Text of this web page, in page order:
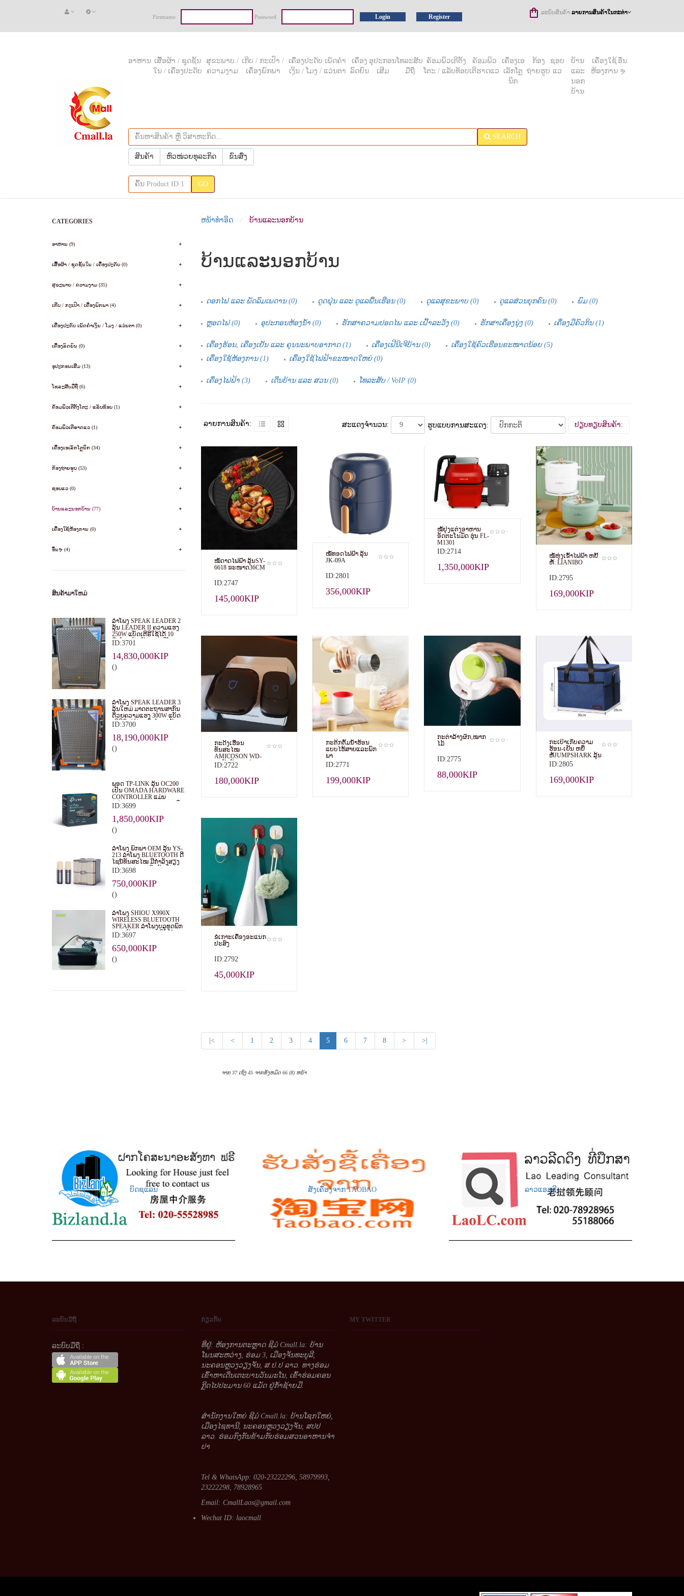
ລະບົບສິນຄ້າ ລາຍການສິນຄ້າໃນກະຕ່າ
Firstname Password Login Register
ອາຫານ ເສື້ອຜ້າ / ຊຸດຊັ້ນ
ໃນ / ເຄື່ອງປະດັບ
ສຸຂະພາບ /
ຄວາມງາມ
ເກີບ / ກະເປົາ /
ເຄື່ອງພົກພາ
ເຄື່ອງປະດັບ ເພັດຄໍາ
ເງິນ / ໂມງ / ແວ່ນຕາ
ເຄື່ອງ
ລົດຍົນ
ອຸປະກອນ
ເສີມ
ໂທລະສັບ
ມືຖື
ຄັອມພິວເຕີຕັ້ງ
ໂຕະ / ແລັບທັອບ
ຄັອມພິວ
ເຕີຮາດແວ
ເຄື່ອງເອ
ເລັກໂຕຼ
ນິກ
ກ້ອງ
ຖ່າຍຮູບ
ຊອບ
ແວ
ບ້ານ
ແລະ
ນອກ
ບ້ານ
ເຄື່ອງໃຊ້
ຫ້ອງການ
ອື່ນ
ຯ
SEARCH
ສິນຄ້າ ຫົວໜ່ວຍທຸລະກິດ ຂົນສົ່ງ
GO
CATEGORIES
ອາຫານ (9)
ເສື້ອຜ້າ / ຊຸດຊັ້ນໃນ / ເຄື່ອງປະດັບ (0)
ສຸຂະພາບ / ຄວາມງາມ (35)
ເກີບ / ກະເປົາ / ເຄື່ອງພົກພາ (4)
ເຄື່ອງປະດັບ ເພັດຄໍາເງິນ / ໂມງ / ແວ່ນຕາ (0)
ເຄື່ອງລົດຍົນ (0)
ອຸປະກອນເສີມ (13)
ໂທລະສັບມືຖື (6)
ຄັອມພິວເຕີຕັ້ງໂຕະ / ແລັບທັອບ (1)
ຄັອມພິວເຕີຮາດແວ (1)
ເຄື່ອງເອເລັກໂຕຼນິກ (34)
ກ້ອງຖ່າຍຮູບ (53)
ຊອບແວ (0)
ບ້ານແລະນອກບ້ານ (77)
ເຄື່ອງໃຊ້ຫ້ອງການ (0)
ອື່ນຯ (4)
ສິນຄ້າມາໃຫມ່
ລໍາໂພງ SPEAK LEADER 2
ລຸ້ນ LEADER II ຄວາມແຮງ
250W ແບັດເຕີຣີໃຊ້ໄດ້ 10
ຊົ່ວໂມງ ນໍ້າໜັກ 21.8 ກິໂລ
ID:3701
14,830,000KIP
()
ລໍາໂພງ SPEAK LEADER 3
ລຸ້ນໃຫມ່ ມາດຕະຖານສາກົນ
ດ້ວຍຄວາມແຮງ 300W ແບັດ
ເຕີຣີທົນໄດ້ 10 ຊົ່ວໂມງຕໍ່ຄັ້ງ
ສາກ ຮັບປະກັນ 2 ປີ
ID:3700
18,190,000KIP
()
ພອດ TP-LINK ລຸ້ນ OC200
ເປັນ OMADA HARDWARE
CONTROLLER ແມ່ນ
ອຸປະກອນຄວບຄຸມຮາດແວທີ່
ອອກແບບມາເພື່ອຈັດການ
ແລະ ຄວບຄຸມລະບົບ WI-FI
ຂອງ OMADA EAPS ໃນ
ຮູບແບບສູນກາງ. ເໝາະສຳລັບ
ID:3699
1,850,000KIP
()
ລຳໂພງ ພົກພາ OEM ລຸ້ນ YS-
213 ລຳໂພງ BLUETOOTH ດີ
ໄຊນ໌ທັນສະໄໝ ມີກຳລັງສຽງ
ແຮງ 20W ສຽງຄົມຊັດ ພ້ອມ
ຟັງຊັນ KARAOKE ແລະ
ຮອງຮັບໄມໂຄຣໂຟນ 2 ອັນ
ID:3698
750,000KIP
()
ລຳໂພງ SHIOU X990X
WIRELESS BLUETOOTH
SPEAKER ລຳໂພງບລູທູດພົກ
ພາກຳລັງສຽງ 20W ດີໄຊນ໌
ທັນສະໄໝ ມີກຳລັງສຽງແຮງ
ດັງຄົມຊັດ ມີໄຟ RGB LIGHT
ເພີ່ມບັນຍາກາດໃນທຸກງານ
ID:3697
650,000KIP
()
ຫນ້າທຳອິດ ບ້ານແລະນອກບ້ານ
ບ້ານແລະນອກບ້ານ
ດອກໄຟ ແລະ ພັດລົມເພດານ (0) ດູດຝຸ່ນ ແລະ ດູແລພື້ນເຮືອນ (0) ດູແລສຸຂະພາບ (0) ດູແລສ່ວນບຸກຄົນ (0) ພົມ (0)
ຫຼອດໄຟ (0) ອຸປະກອນຫ້ອງນໍ້າ (0) ຮັກສາຄວາມປອດໄພ ແລະ ເຝົ້າລະວັງ (0) ຮັກສາເຄື່ອງນຸ່ງ (0) ເຄື່ອງມືຄົວກິນ (1)
ເຄື່ອງຮ້ອນ, ເຄື່ອງເຢັນ ແລະ ຄຸນນະພາບອາກາດ (1) ເຄື່ອງເຟີນີເຈີບ້ານ (0)
ເຄື່ອງໃຊ້ຄົວເຮືອນຂະໜາດນ້ອຍ (5)
ເຄື່ອງໃຊ້ຫ້ອງການ (1)
ເຄື່ອງໃຊ້ໄຟຟ້າຂະໜາດໃຫຍ່ (0)
ເຄື່ອງໄຟຟ້າ (3) ເດີ່ນບ້ານ ແລະ ສວນ (0) ໂທລະສັບ / VoIP (0)
ລາຍການສິນຄ້າ: ປຽບທຽບສິນຄ້າ:
ຮູບແບບການສະແດງ:
ສະແດງຈຳນວນ:
ໝໍ້ດາດໄຟຟ້າ​ ລຸ້ນ​SY-
6618 ຂະໜາດ36CM
ID:2747
145,000KIP
ໝໍ້ທອດໄຟຟ້າ ລຸ້ນ
JK-09A
ID:2801
356,000KIP
ໝໍ້ປຸງແຕ່ງອາຫານ
ອັດຕະໂນມັດ ຮຸ່ນ​ FL-
M1301
ID:2714
1,350,000KIP
ໝໍ້ຫຸ່ງເຂົ້າໄຟຟ້າ ຫຍີ້
ຫໍ້: LIANIBO
ID:2795
169,000KIP
ກະດິງເຮືອນ
ທັນສະໄໝ
AMICOSON WD-
11 ຮັບສັນຍານໄກ
ດ້ວຍລະບົບໄຮ້ສາຍ
ກັນນໍ້າໄດ້ ຕິດຕັ້ງງ່າຍ.
ສິນຄ້າຂາຍດີໃນເວັບ
ID:2722
180,000KIP
ກະຕິກຕົ້ມນ້ຳຮ້ອນ
ແບບໄຮ້ສາຍແລະພົກ
ພາ
ID:2771
199,000KIP
ກະຕ່າລ້າງຜັກ,​ໝາກ
ໄມ້
ID:2775
88,000KIP
ກະເປົ໋າເກັບຄວາມ
ຮ້ອນ-ເຢັນ​ ຫຍີ່
ຫໍ້JUMPSHARK ລຸ້ນ​
JS-HW-506
ID:2805
169,000KIP
ຂໍເກາະເຄື່ອງອະແນກ
ປະສົງ
ID:2792
45,000KIP
|< < 1 2 3 4 5 6 7 8 > >|
ຈາກ 37 ເຖິງ 45 ຈາກທັງຫມົດ 66 (8) ຫນ້າ
ບິດຊແລນ ສັ່ງເຄື່ອງຈາກ TAOBAO ລາວແອວຊີ
ລະບົບມືຖື
ລະບົບມືຖື :
ກ່ຽວກັບ
ທີ່ຢູ່: ຫ້ອງການຕະຫຼາດ ຊີມໍ Cmall.la: ບ້ານ
ໂພນສະຫວ່າງ, ຮ່ອມ 3, ເມືອງຈັນທະບູລີ,
ນະຄອນຫຼວງວຽງຈັນ, ສ.ປ.ປ ລາວ. ທາງຮ່ອມ
ເຂົ້າຫາເດີ່ນເຕະບານວັນມະໂນ, ເຂົ້າຮ່ອມຄອນ
ກຼີດໄປປະມານ 60 ແມັດ ຢູ່ກໍ້າຊ້າຍມື.
ສໍານັກງານໃຫຍ່ ຊີມໍ Cmall.la: ບ້ານໂຊກໃຫຍ່,
ເມືອງໄຊທານີ, ນະຄອນຫຼວງວຽງຈັນ, ສປປ
ລາວ. ຮ່ອມກົງກັນຂ້າມກັບຮ່ອມສວນອາຫານຈໍາ
ປາ
Tel & WhatsApp: 020-23222296, 58979993,
23222298, 78928965
Email: CmallLaos@gmail.com
Wechat ID: laocmall
MY TWITTER